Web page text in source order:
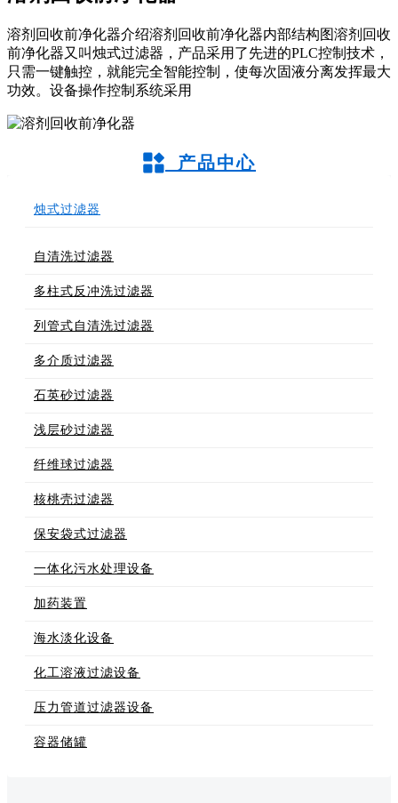
溶剂回收前净化器介绍溶剂回收前净化器内部结构图溶剂回收
前净化器又叫烛式过滤器，产品采用了先进的PLC控制技术，
只需一键触控，就能完全智能控制，使每次固液分离发挥最大
功效。设备操作控制系统采用
产品中心
烛式过滤器
自清洗过滤器
多柱式反冲洗过滤器
列管式自清洗过滤器
多介质过滤器
石英砂过滤器
浅层砂过滤器
纤维球过滤器
核桃壳过滤器
保安袋式过滤器
一体化污水处理设备
加药装置
海水淡化设备
化工溶液过滤设备
压力管道过滤器设备
容器储罐